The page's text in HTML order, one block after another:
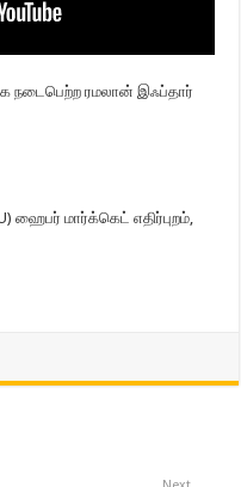
நடைபெற்ற ரமலான் இஃப்தார்
ஹைபர் மார்க்கெட் எதிர்புறம்,